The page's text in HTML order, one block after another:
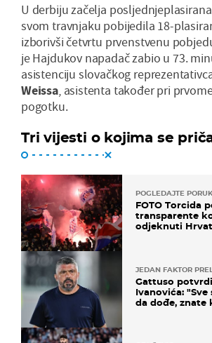
U derbiju začelja
svom travnjaku pobijedila 18-
izborivši četvrtu prvenstvenu
je Hajdukov napadač zabio u 73.
asistenciju slovačkog
Weissa, asistenta također pri
pogotku.
Tri vijesti o kojima se
POGLEDAJTE
FOTO Torcida
transparente
odjeknuti
JEDAN FAKTOR
Gattuso
Ivanovića:
da dođe, znate